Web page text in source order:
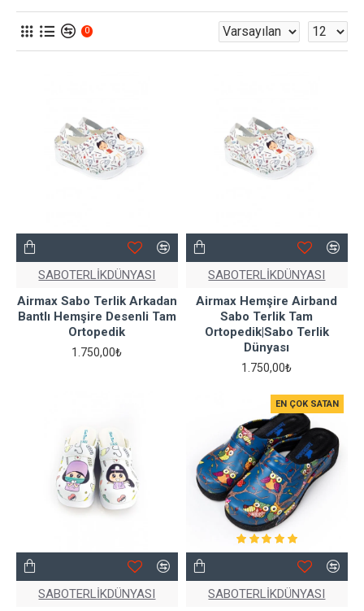
0
SABOTERLİKDÜNYASI
Airmax Sabo Terlik Arkadan
Bantlı Hemşire Desenli Tam
Ortopedik
1.750,00₺
SABOTERLİKDÜNYASI
Airmax Hemşire Airband
Sabo Terlik Tam
Ortopedik|Sabo Terlik
Dünyası
1.750,00₺
SABOTERLİKDÜNYASI
EN ÇOK SATAN
SABOTERLİKDÜNYASI